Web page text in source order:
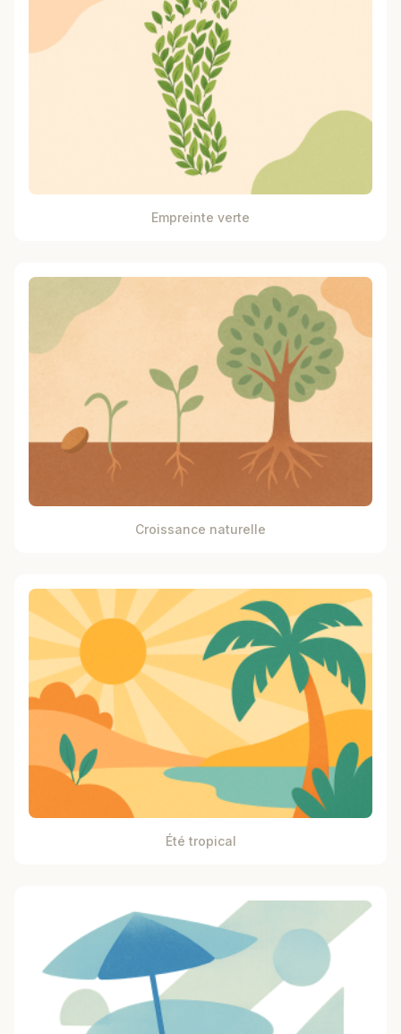
Empreinte verte
Croissance naturelle
Été tropical